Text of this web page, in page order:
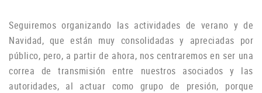
Seguiremos organizando las actividades de verano y de
Navidad, que están muy consolidadas y apreciadas por
público, pero, a partir de ahora, nos centraremos en ser una
correa de transmisión entre nuestros asociados y las
autoridades, al actuar como grupo de presión, porque